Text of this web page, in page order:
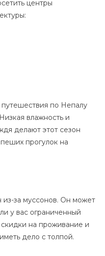
центры
по Непалу
влажность и
делают этот сезон
прогулок на
за муссонов. Он может
у вас ограниченный
на проживание и
дело с толпой.